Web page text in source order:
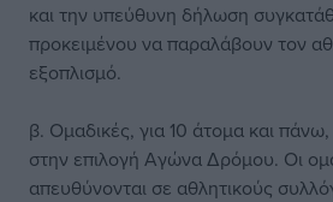
και την υπεύθυνη δήλωση
προκειμένου να παραλάβουν τον
εξοπλισμό.
β. Ομαδικές, για 10 άτομα και
στην επιλογή Αγώνα Δρόμου. Οι
απευθύνονται σε αθλητικούς